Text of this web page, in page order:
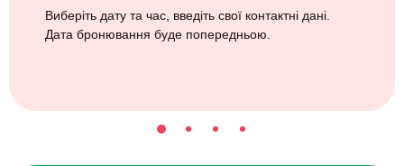
Виберіть дату та час, введіть свої контактні дані.
Дата бронювання буде попередньою.